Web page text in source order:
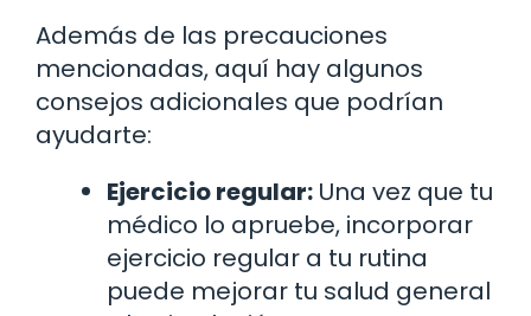
Además de las precauciones
mencionadas, aquí hay algunos
consejos adicionales que podrían
ayudarte:
Ejercicio regular: Una vez que tu
médico lo apruebe, incorporar
ejercicio regular a tu rutina
puede mejorar tu salud general